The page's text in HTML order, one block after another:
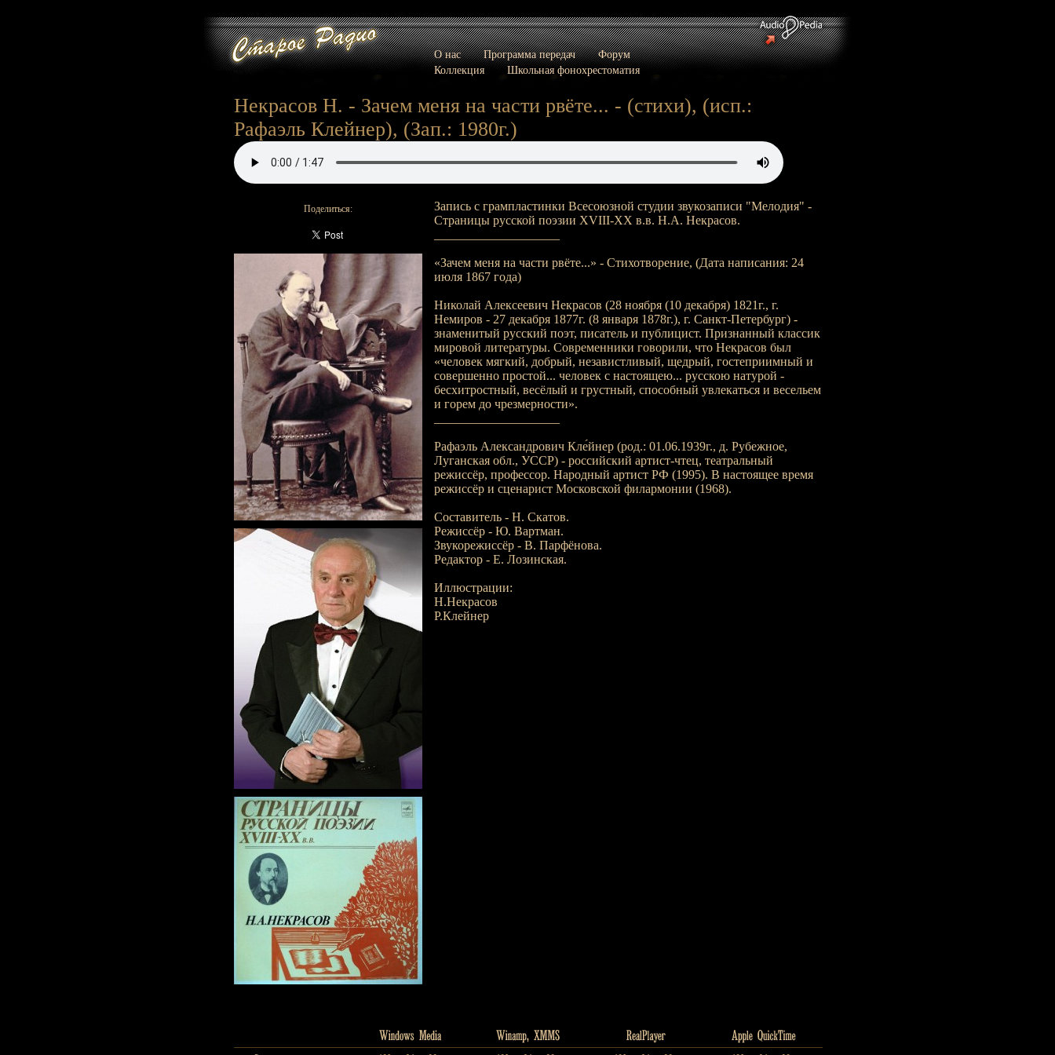
О нас Программа передач
Форум
Коллекция
Школьная фонохрестоматия
Некрасов Н. - Зачем меня на части рвёте... - (стихи), (исп.:
Рафаэль Клейнер), (Зап.: 1980г.)
Поделиться:
Запись с грампластинки Всесоюзной студии звукозаписи "Мелодия" -
Страницы русской поэзии XVIII-XX в.в. Н.А. Некрасов.
«Зачем меня на части рвёте...» - Стихотворение, (Дата написания: 24
июля 1867 года)
Николай Алексеевич Некрасов (28 ноября (10 декабря) 1821г., г.
Немиров - 27 декабря 1877г. (8 января 1878г.), г. Санкт-Петербург) -
знаменитый русский поэт, писатель и публицист. Признанный классик
мировой литературы. Современники говорили, что Некрасов был
«человек мягкий, добрый, независтливый, щедрый, гостеприимный и
совершенно простой... человек с настоящею... русскою натурой -
бесхитростный, весёлый и грустный, способный увлекаться и весельем
и горем до чрезмерности».
Рафаэль Александрович Кле́йнер (род.: 01.06.1939г., д. Рубежное,
Луганская обл., УССР) - российский артист-чтец, театральный
режиссёр, профессор. Народный артист РФ (1995). В настоящее время
режиссёр и сценарист Московской филармонии (1968).
Составитель - Н. Скатов.
Режиссёр - Ю. Вартман.
Звукорежиссёр - В. Парфёнова.
Редактор - Е. Лозинская.
Иллюстрации:
Н.Некрасов
Р.Клейнер